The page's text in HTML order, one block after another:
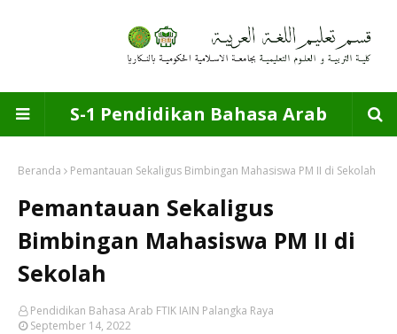
S-1 Pendidikan Bahasa Arab
Beranda Pemantauan Sekaligus Bimbingan Mahasiswa PM II di Sekolah
Pemantauan Sekaligus
Bimbingan Mahasiswa PM II di
Sekolah
Pendidikan Bahasa Arab FTIK IAIN Palangka Raya
September 14, 2022